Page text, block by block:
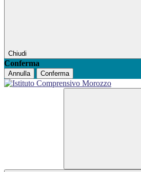
Chiudi
Conferma
Annulla Conferma